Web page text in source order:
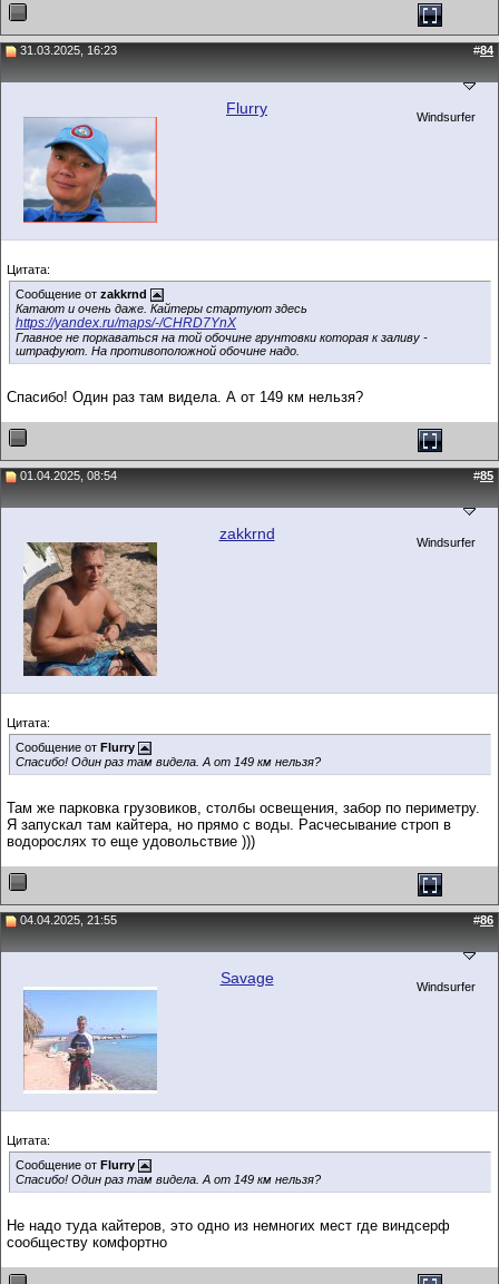
31.03.2025, 16:23 #84
Flurry Windsurfer
Цитата:
Сообщение от zakkrnd
Катают и очень даже. Кайтеры стартуют здесь
https://yandex.ru/maps/-/CHRD7YnX
Главное не поркаваться на той обочине грунтовки которая к заливу -
штрафуют. На противоположной обочине надо.
Спасибо! Один раз там видела. А от 149 км нельзя?
01.04.2025, 08:54 #85
zakkrnd Windsurfer
Цитата:
Сообщение от Flurry
Спасибо! Один раз там видела. А от 149 км нельзя?
Там же парковка грузовиков, столбы освещения, забор по периметру.
Я запускал там кайтера, но прямо с воды. Расчесывание строп в
водорослях то еще удовольствие )))
04.04.2025, 21:55 #86
Savage Windsurfer
Цитата:
Сообщение от Flurry
Спасибо! Один раз там видела. А от 149 км нельзя?
Не надо туда кайтеров, это одно из немногих мест где виндсерф
сообществу комфортно